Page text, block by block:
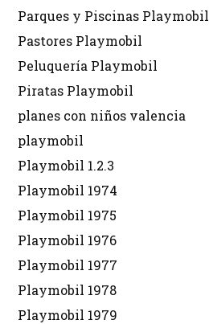
Parques y Piscinas Playmobil
Pastores Playmobil
Peluquería Playmobil
Piratas Playmobil
planes con niños valencia
playmobil
Playmobil 1.2.3
Playmobil 1974
Playmobil 1975
Playmobil 1976
Playmobil 1977
Playmobil 1978
Playmobil 1979